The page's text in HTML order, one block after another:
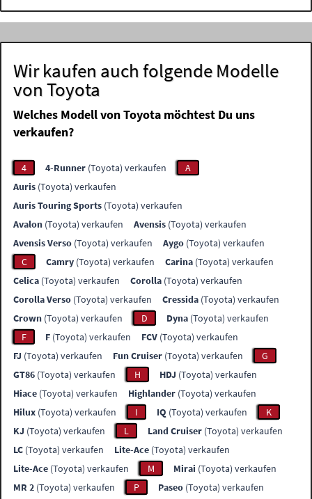
Wir kaufen auch folgende Modelle
von Toyota
Welches Modell von Toyota möchtest Du uns
verkaufen?
4 4-Runner (Toyota) verkaufen
A
Auris (Toyota) verkaufen
Auris Touring Sports (Toyota) verkaufen
Avalon (Toyota) verkaufen Avensis (Toyota) verkaufen
Avensis Verso (Toyota) verkaufen Aygo (Toyota) verkaufen
C
Camry (Toyota) verkaufen Carina (Toyota) verkaufen
Celica (Toyota) verkaufen Corolla (Toyota) verkaufen
Corolla Verso (Toyota) verkaufen Cressida (Toyota) verkaufen
Crown (Toyota) verkaufen D Dyna (Toyota) verkaufen
F
F (Toyota) verkaufen FCV (Toyota) verkaufen
FJ (Toyota) verkaufen Fun Cruiser (Toyota) verkaufen
G
GT86 (Toyota) verkaufen H HDJ (Toyota) verkaufen
Hiace (Toyota) verkaufen Highlander (Toyota) verkaufen
Hilux (Toyota) verkaufen I IQ (Toyota) verkaufen
K
KJ (Toyota) verkaufen L Land Cruiser (Toyota) verkaufen
LC (Toyota) verkaufen Lite-Ace (Toyota) verkaufen
Lite-Ace (Toyota) verkaufen M Mirai (Toyota) verkaufen
MR 2 (Toyota) verkaufen P Paseo (Toyota) verkaufen